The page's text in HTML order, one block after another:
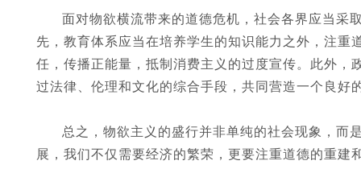
面对物欲横流带来的道德危机，社会各界应当采
先，教育体系应当在培养学生的知识能力之外，注
任，传播正能量，抵制消费主义的过度宣传。此外
过法律、伦理和文化的综合手段，共同营造一个良好
总之，物欲主义的盛行并非单纯的社会现象，而
展，我们不仅需要经济的繁荣，更要注重道德的重